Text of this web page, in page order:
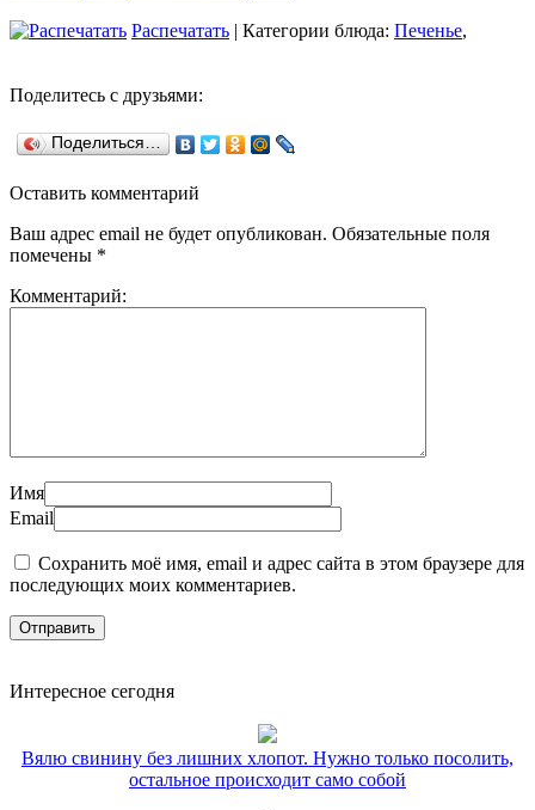
Распечатать | Категории блюда: Печенье,
Поделитесь с друзьями:
Поделиться…
Оставить комментарий
Ваш адрес email не будет опубликован. Обязательные поля
помечены *
Комментарий:
Имя
Email
Сохранить моё имя, email и адрес сайта в этом браузере для
последующих моих комментариев.
Интересное сегодня
Вялю свинину без лишних хлопот. Нужно только посолить,
остальное происходит само собой